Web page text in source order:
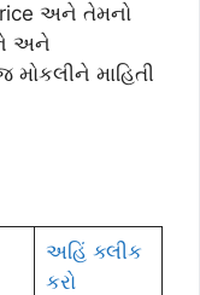
અને તેમનો
અને
માહિતી
અહિં ક્લીક
કરો